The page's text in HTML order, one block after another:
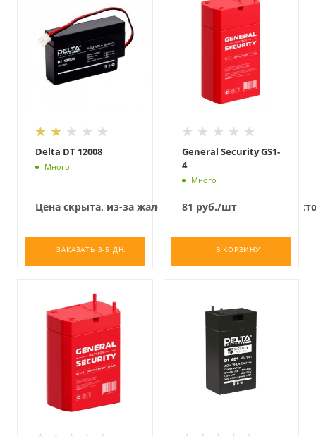
Delta DT 12008
Много
Цена скрыта, из-за жалоб конкурентов на низкую
ЗАКАЗАТЬ 3-5 ДН.
General Security GS1-
4
Много
81 руб./шт
В КОРЗИНУ